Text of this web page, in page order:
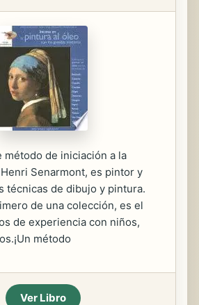
método de iniciación a la
Senarmont, es pintor y
técnicas de dibujo y pintura.
de una colección, es el
de experiencia con niños,
método
Ver Libro